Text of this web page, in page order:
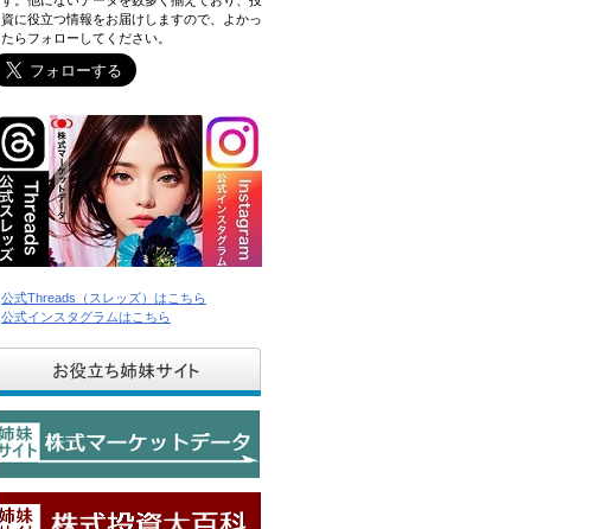
資に役立つ情報をお届けしますので、よかっ
たらフォローしてください。
公式Threads（スレッズ）はこちら
公式インスタグラムはこちら